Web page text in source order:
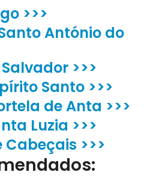
>>>
António do
>>>
Santo >>>
de Anta >>>
Luzia >>>
Cabeçais >>>